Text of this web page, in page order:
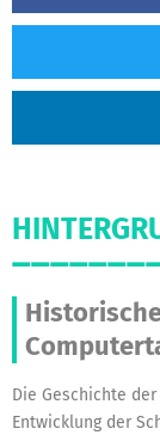
Die Geschichte der
Entwicklung der